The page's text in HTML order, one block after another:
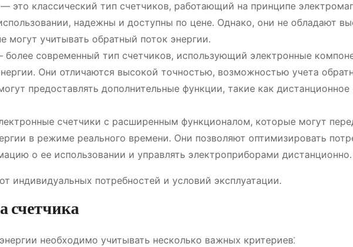
― это классический тип счетчиков, работающий на принципе
надежны и доступны по цене․ Однако, они не обладают
могут учитывать обратный поток энергии․
более современный тип счетчиков, использующий электронные
Они отличаются высокой точностью, возможностью учета
предоставлять дополнительные функции, такие как дистанционное
счетчики с расширенным функционалом, которые могут
в режиме реального времени․ Они позволяют оптимизировать
о ее использовании и управлять электроприборами дистанционно․
индивидуальных потребностей и условий эксплуатации․
счетчика
необходимо учитывать несколько важных критериев⁚